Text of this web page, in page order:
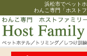
浜松市でペット
わんこ専門「ホスト